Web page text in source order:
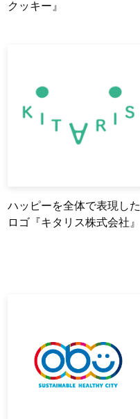
クッキー』
ハッピーを全体で表現した
ロゴ『キタリス株式会社』